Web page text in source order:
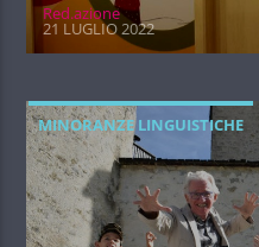
Red.azione
21 LUGLIO 2022
MINORANZE LINGUISTICHE